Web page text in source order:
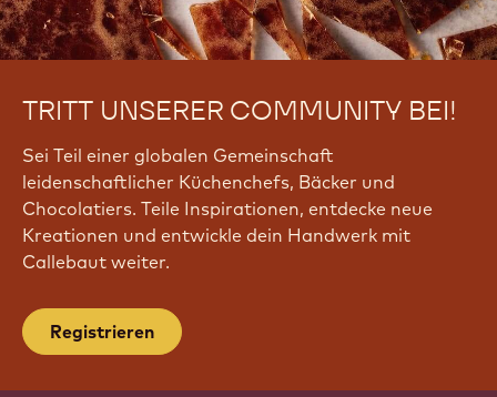
TRITT UNSERER COMMUNITY BEI!
Sei Teil einer globalen Gemeinschaft
leidenschaftlicher Küchenchefs, Bäcker und
Chocolatiers. Teile Inspirationen, entdecke neue
Kreationen und entwickle dein Handwerk mit
Callebaut weiter.
Registrieren